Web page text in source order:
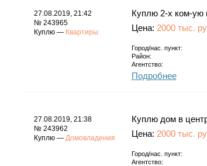
27.08.2019, 21:42
№ 243965
Куплю — Квартиры
Куплю 2-х ком-ую
Цена: 2000 тыс.
Город/нас. пункт:
Район:
Агентство:
Подробнее
27.08.2019, 21:38
№ 243962
Куплю — Домовладения
Куплю дом в
Цена: 2000 тыс.
Город/нас. пункт:
Агентство: